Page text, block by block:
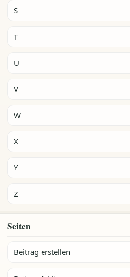
S
T
U
V
W
X
Y
Z
Seiten
Beitrag erstellen